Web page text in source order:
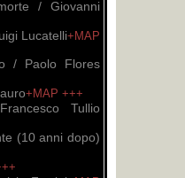
/ Giovanni
Lucatelli+MAP
/ Paolo Flores
+MAP +++
Tullio
(10 anni dopo)